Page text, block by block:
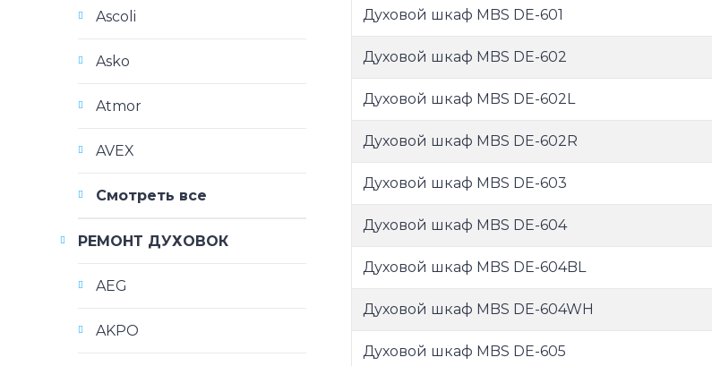
Духовой шкаф MBS DE-601
Духовой шкаф MBS DE-602
Духовой шкаф MBS DE-602L
Духовой шкаф MBS DE-602R
Духовой шкаф MBS DE-603
Духовой шкаф MBS DE-604
Духовой шкаф MBS DE-604BL
Духовой шкаф MBS DE-604WH
Духовой шкаф MBS DE-605
Ascoli
Asko
Atmor
AVEX
Смотреть все
РЕМОНТ ДУХОВОК
AEG
AKPO